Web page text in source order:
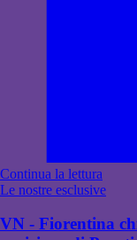
Continua la lettura
Le nostre esclusive
VN - Fiorentina